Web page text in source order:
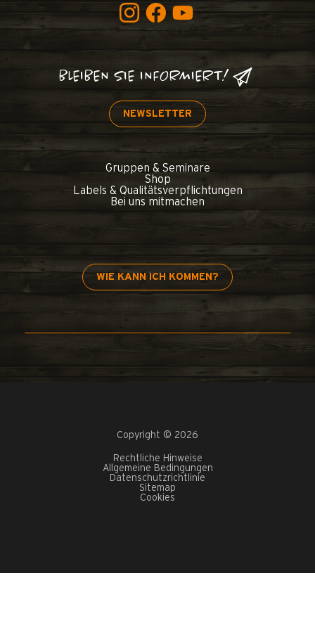
BLEIBEN SIE INFORMIERT!
NEWSLETTER
Gruppen & Seminare
Shop
Labels & Qualitätsverpflichtungen
Bei uns mitmachen
WIE KANN ICH KOMMEN?
Copyright © 2026
Rechtliche Hinweise
Allgemeine Bedingungen
Datenschutzrichtlinie
Sitemap
Cookies